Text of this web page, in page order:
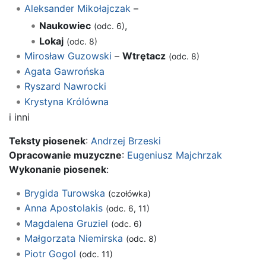
Aleksander Mikołajczak–
Naukowiec (odc. 6),
Lokaj (odc. 8)
Mirosław Guzowski – Wtrętacz (odc. 8)
Agata Gawrońska
Ryszard Nawrocki
Krystyna Królówna
i inni
Teksty piosenek: Andrzej Brzeski
Opracowanie muzyczne: Eugeniusz Majchrzak
Wykonanie piosenek:
Brygida Turowska (czołówka)
Anna Apostolakis (odc. 6, 11)
Magdalena Gruziel (odc. 6)
Małgorzata Niemirska (odc. 8)
Piotr Gogol (odc. 11)